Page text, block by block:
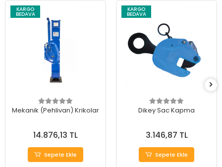
KARGO
BEDAVA
Mekanik (Pehlivan) Krikolar
14.876,13 TL
Sepete Ekle
KARGO
BEDAVA
Dikey Sac Kapma
3.146,87 TL
Sepete Ekle